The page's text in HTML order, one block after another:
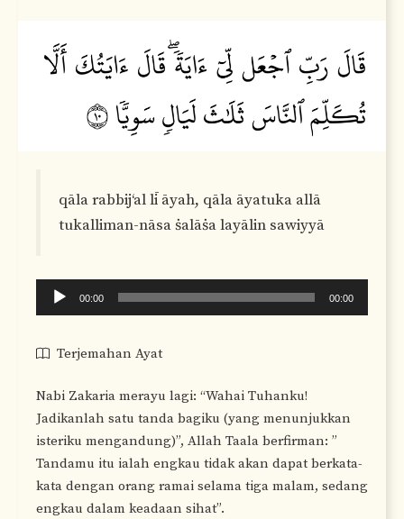
qāla rabbij‘al lī āyah, qāla āyatuka allā
tukalliman-nāsa ṡalāṡa layālin sawiyyā
Audio
Player
00:00 00:00
Terjemahan Ayat
Nabi Zakaria merayu lagi: “Wahai Tuhanku!
Jadikanlah satu tanda bagiku (yang menunjukkan
isteriku mengandung)”, Allah Taala berfirman: ”
Tandamu itu ialah engkau tidak akan dapat berkata-
kata dengan orang ramai selama tiga malam, sedang
engkau dalam keadaan sihat”.